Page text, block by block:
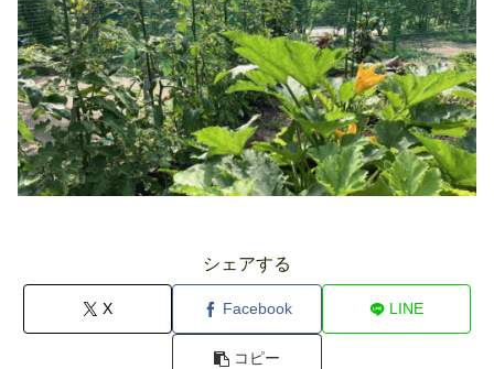
シェアする
X Facebook LINE
コピー